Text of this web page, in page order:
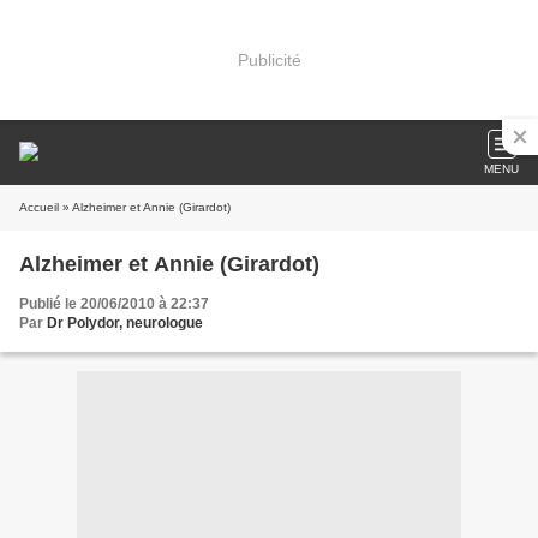
Publicité
MENU
Accueil » Alzheimer et Annie (Girardot)
Alzheimer et Annie (Girardot)
Publié le 20/06/2010 à 22:37
Par Dr Polydor, neurologue